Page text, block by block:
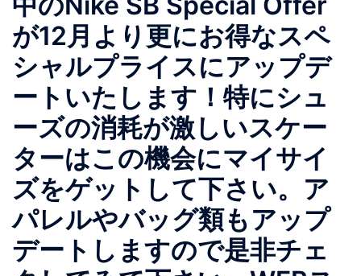
が12月より更にお得なスペ
シャルプライスにアップデ
ートいたします！特にシュ
ーズの消耗が激しいスケー
ターはこの機会にマイサイ
ズをゲットして下さい。ア
パレルやバッグ類もアップ
デートしますので是非チェ